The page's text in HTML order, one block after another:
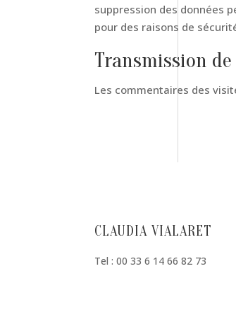
suppression des données
pour des raisons de
Transmission
Les commentaires des
CLAUDIA VIALARET
Tel : 00 33 6 14 66 82 73